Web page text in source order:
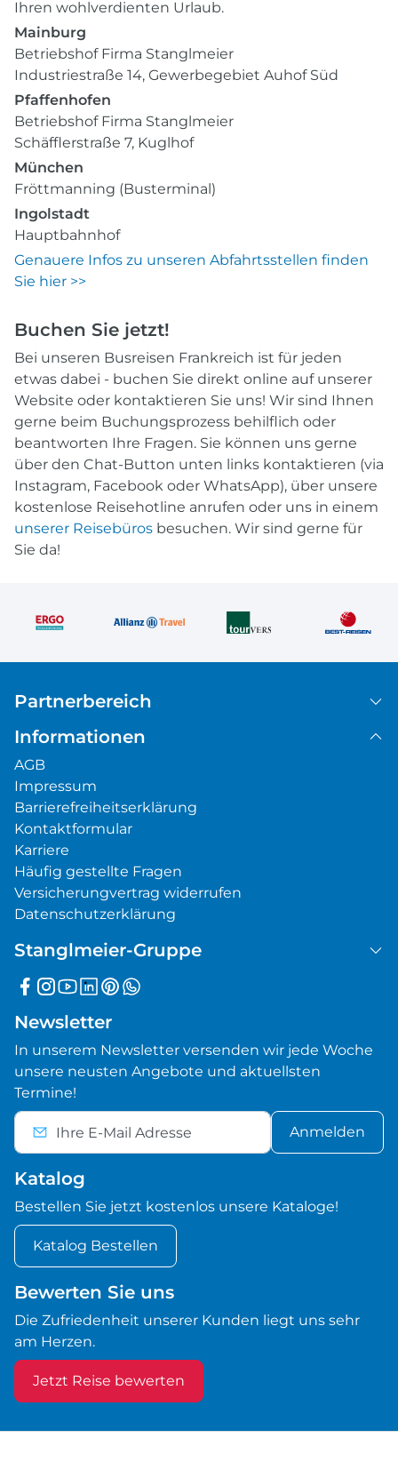
Ihren wohlverdienten Urlaub.
Mainburg
Betriebshof Firma Stanglmeier
Industriestraße 14, Gewerbegebiet Auhof Süd
Pfaffenhofen
Betriebshof Firma Stanglmeier
Schäfflerstraße 7, Kuglhof
München
Fröttmanning (Busterminal)
Ingolstadt
Hauptbahnhof
Genauere Infos zu unseren Abfahrtsstellen finden
Sie hier >>
Buchen Sie jetzt!
Bei unseren Busreisen Frankreich ist für jeden
etwas dabei - buchen Sie direkt online auf unserer
Website oder kontaktieren Sie uns! Wir sind Ihnen
gerne beim Buchungsprozess behilflich oder
beantworten Ihre Fragen. Sie können uns gerne
über den Chat-Button unten links kontaktieren (via
Instagram, Facebook oder WhatsApp), über unsere
kostenlose Reisehotline anrufen oder uns in einem
unserer Reisebüros besuchen. Wir sind gerne für
Sie da!
Partnerbereich
Informationen
AGB
Impressum
Barrierefreiheitserklärung
Kontaktformular
Karriere
Häufig gestellte Fragen
Versicherungvertrag widerrufen
Datenschutzerklärung
Stanglmeier-Gruppe
Newsletter
In unserem Newsletter versenden wir jede Woche
unsere neusten Angebote und aktuellsten
Termine!
Anmelden
Katalog
Bestellen Sie jetzt kostenlos unsere Kataloge!
Katalog Bestellen
Bewerten Sie uns
Die Zufriedenheit unserer Kunden liegt uns sehr
am Herzen.
Jetzt Reise bewerten